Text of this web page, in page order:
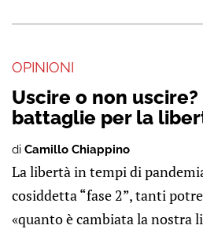
OPINIONI
Uscire o non
battaglie per la
di Camillo Chiappino
La libertà in tempi di
cosiddetta “fase 2”, tanti
«quanto è cambiata la nostra